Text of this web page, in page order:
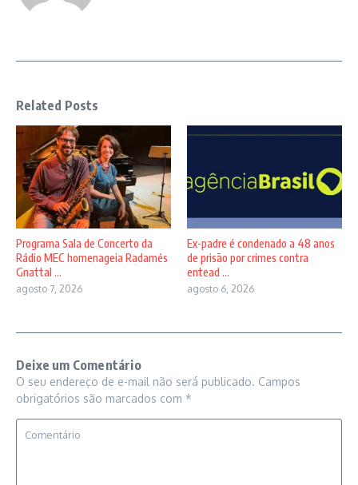
Related Posts
Programa Sala de Concerto da
Rádio MEC homenageia Radamés
Gnattal ...
agosto 7, 2026
Ex-padre é condenado a 48 anos
de prisão por crimes contra
entead ...
agosto 6, 2026
Deixe um Comentário
O seu endereço de e-mail não será publicado. Campos
obrigatórios são marcados com *